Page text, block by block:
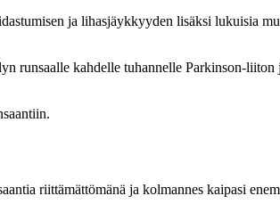
ja lihasjäykkyyden lisäksi lukuisia
runsaalle kahdelle tuhannelle Parkinson-
riittämättömänä ja kolmannes kaipasi